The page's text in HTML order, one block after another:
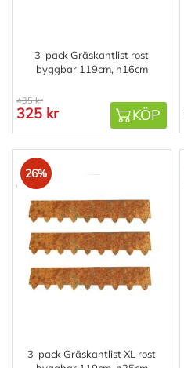
3-pack Gräskantlist rost
byggbar 119cm, h16cm
435 kr
325 kr KÖP
26%
3-pack Gräskantlist XL rost